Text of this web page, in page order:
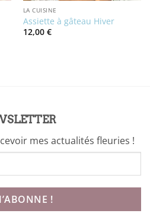
LA CUISINE
Assiette à gâteau Hiver
12,00 €
mes actualités fleuries !